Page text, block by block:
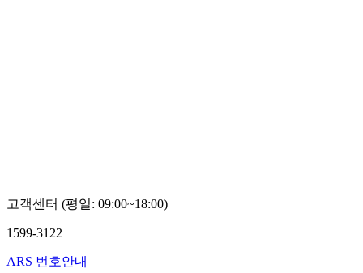
고객센터 (평일: 09:00~18:00)
1599-3122
ARS 번호안내